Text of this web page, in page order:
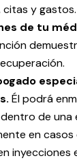
y gastos.
de tu
Él podrá
de una
en casos
inyecciones